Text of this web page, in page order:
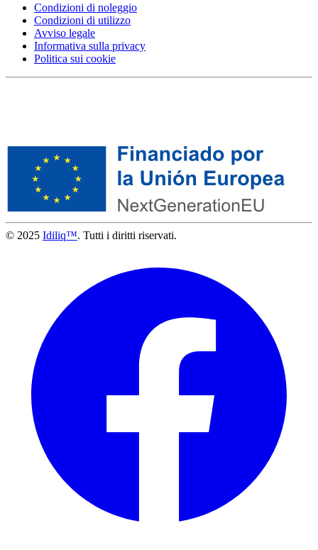
Condizioni di noleggio
Condizioni di utilizzo
Avviso legale
Informativa sulla privacy
Politica sui cookie
© 2025 Idiliq™. Tutti i diritti riservati.